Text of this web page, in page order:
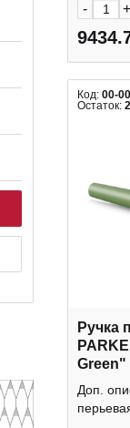
- +
Код: 00-
Остаток: 2
Ручка
Green"
0,8мм,
сталь
Доп.